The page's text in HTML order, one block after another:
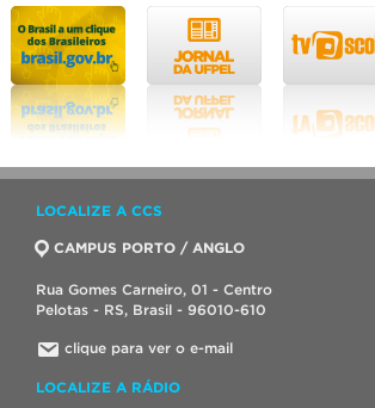
LOCALIZE A CCS
CAMPUS PORTO / ANGLO
Rua Gomes Carneiro, 01 - Centro
Pelotas - RS, Brasil - 96010-610
clique para ver o e-mail
LOCALIZE A RÁDIO